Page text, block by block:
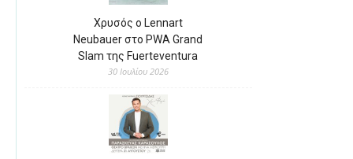
Χρυσός ο Lennart
Neubauer στο PWA Grand
Slam της Fuerteventura
30 Ιουλίου 2026